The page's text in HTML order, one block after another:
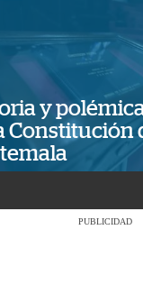
y
Constitución
PUBLICIDAD